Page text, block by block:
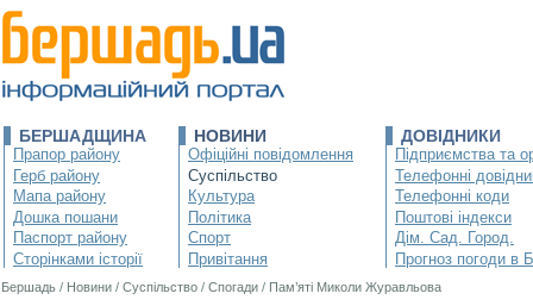
БЕРШАДЩИНА
Прапор району
Герб району
Мапа району
Дошка пошани
Паспорт району
Сторінками історії
НОВИНИ
Офіційні повідомлення
Суспільство
Культура
Політика
Спорт
Привітання
ДОВІДНИКИ
Підприємства та
Телефонні
Телефонні коди
Поштові індекси
Дім. Сад. Город.
Прогноз погоди в
Бершадь / Новини / Суспільство / Спогади / Пам’яті Миколи Журавльова